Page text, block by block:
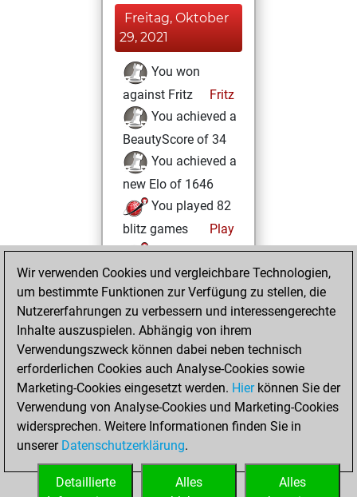
Freitag, Oktober
29, 2021
You won
against Fritz
Fritz
You achieved a
BeautyScore of 34
You achieved a
new Elo of 1646
You played 82
blitz games
Play
You scored +37
=3 -42 in blitz
You played 10
slow games
You scored +6
=2 -2 in slow games
Dienstag, August
24, 2021
You created
your Fritz account
Wir verwenden Cookies und vergleichbare Technologien,
um bestimmte Funktionen zur Verfügung zu stellen, die
Nutzererfahrungen zu verbessern und interessengerechte
Inhalte auszuspielen. Abhängig von ihrem
Verwendungszweck können dabei neben technisch
erforderlichen Cookies auch Analyse-Cookies sowie
Marketing-Cookies eingesetzt werden. Hierkönnen Sie der
Verwendung von Analyse-Cookies und Marketing-Cookies
widersprechen. Weitere Informationen finden Sie in
unserer Datenschutzerklärung.
Alles
Alles
Detaillierte